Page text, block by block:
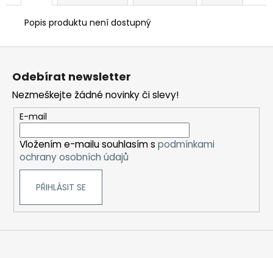
Popis produktu není dostupný
Odebírat newsletter
Nezmeškejte žádné novinky či slevy!
E-mail
Vložením e-mailu souhlasím s podmínkami
ochrany osobních údajů
PŘIHLÁSIT SE